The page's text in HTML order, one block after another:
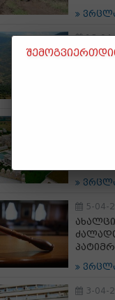
13-
5-04-
3-04-